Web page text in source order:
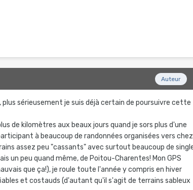
Auteur
plus sérieusement je suis déjà certain de poursuivre cette
de kilomètres aux beaux jours quand je sors plus d'une
à beaucoup de randonnées organisées vers chez
assez peu "cassants" avec surtout beaucoup de
un peu quand même, de Poitou-Charentes! Mon GPS
que ça!), je roule toute l'année y compris en hiver
et costauds (d'autant qu'il s'agit de terrains sableux